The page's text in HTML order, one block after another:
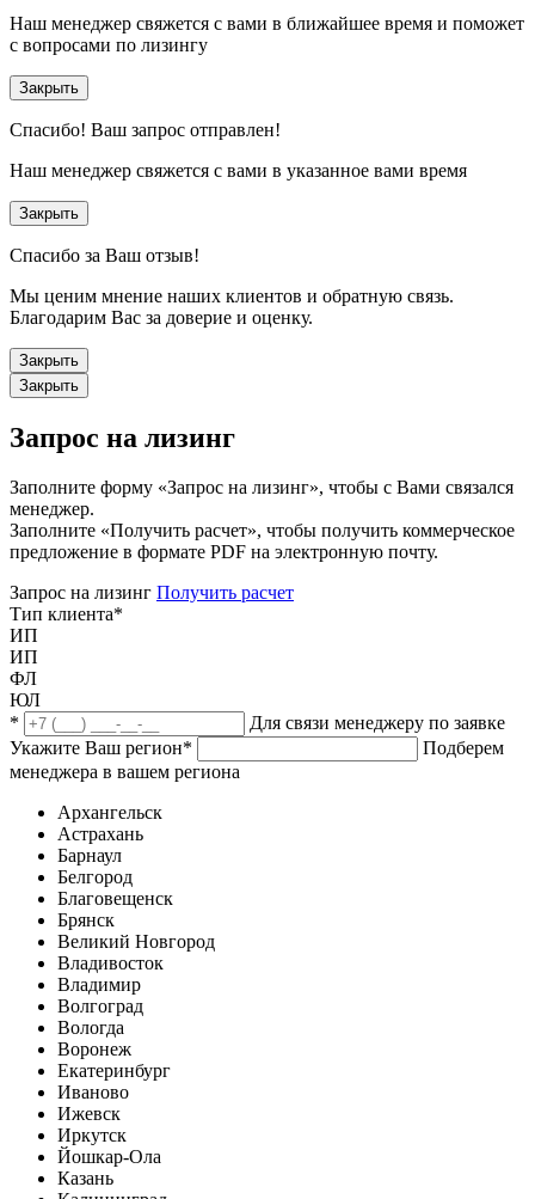
Наш менеджер свяжется с вами в ближайшее время и поможет
с вопросами по лизингу
Закрыть
Спасибо! Ваш запрос отправлен!
Наш менеджер свяжется с вами в указанное вами время
Закрыть
Спасибо за Ваш отзыв!
Мы ценим мнение наших клиентов и обратную связь.
Благодарим Вас за доверие и оценку.
Закрыть
Закрыть
Запрос на лизинг
Заполните форму «Запрос на лизинг», чтобы с Вами связался
менеджер.
Заполните «Получить расчет», чтобы получить коммерческое
предложение в формате PDF на электронную почту.
Запрос на лизинг Получить расчет
Тип клиента*
ИП
ИП
ФЛ
ЮЛ
*
Для связи менеджеру по заявке
Укажите Ваш регион*
Подберем
менеджера в вашем региона
Архангельск
Астрахань
Барнаул
Белгород
Благовещенск
Брянск
Великий Новгород
Владивосток
Владимир
Волгоград
Вологда
Воронеж
Екатеринбург
Иваново
Ижевск
Иркутск
Йошкар-Ола
Казань